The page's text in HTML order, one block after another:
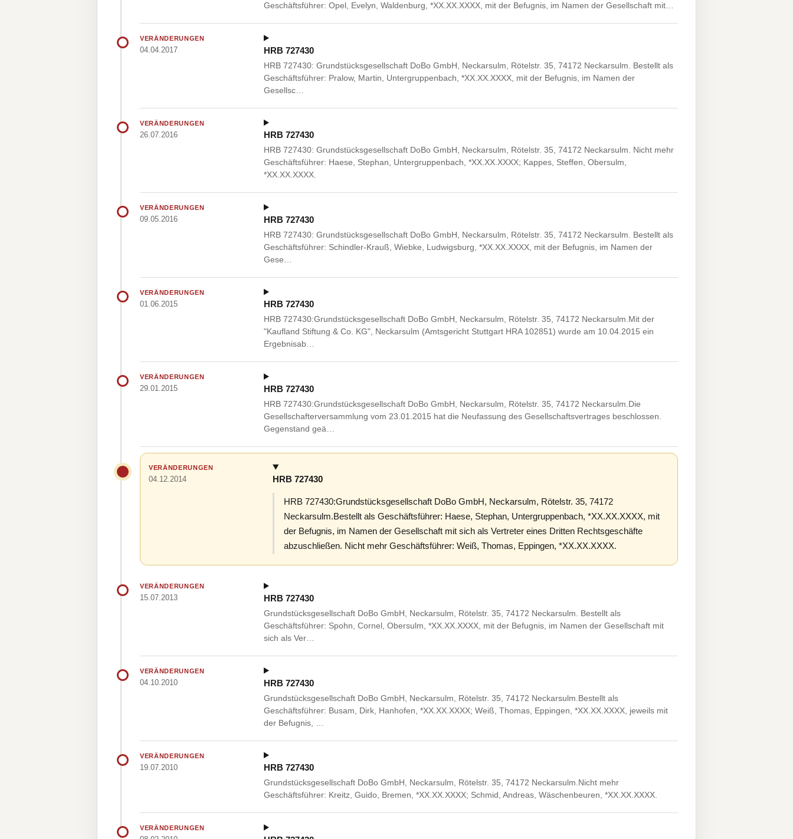
Geschäftsführer: Opel, Evelyn, Waldenburg, *XX.XX.XXXX, mit der Befugnis, im Namen der Gesellschaft mit…
VERÄNDERUNGEN
04.04.2017 HRB 727430
HRB 727430: Grundstücksgesellschaft DoBo GmbH, Neckarsulm, Rötelstr. 35, 74172 Neckarsulm. Bestellt als
Geschäftsführer: Pralow, Martin, Untergruppenbach, *XX.XX.XXXX, mit der Befugnis, im Namen der
Gesellsc…
VERÄNDERUNGEN
26.07.2016 HRB 727430
HRB 727430: Grundstücksgesellschaft DoBo GmbH, Neckarsulm, Rötelstr. 35, 74172 Neckarsulm. Nicht mehr
Geschäftsführer: Haese, Stephan, Untergruppenbach, *XX.XX.XXXX; Kappes, Steffen, Obersulm,
*XX.XX.XXXX.
VERÄNDERUNGEN
09.05.2016 HRB 727430
HRB 727430: Grundstücksgesellschaft DoBo GmbH, Neckarsulm, Rötelstr. 35, 74172 Neckarsulm. Bestellt als
Geschäftsführer: Schindler-Krauß, Wiebke, Ludwigsburg, *XX.XX.XXXX, mit der Befugnis, im Namen der
Gese…
VERÄNDERUNGEN
01.06.2015 HRB 727430
HRB 727430:Grundstücksgesellschaft DoBo GmbH, Neckarsulm, Rötelstr. 35, 74172 Neckarsulm.Mit der
"Kaufland Stiftung & Co. KG", Neckarsulm (Amtsgericht Stuttgart HRA 102851) wurde am 10.04.2015 ein
Ergebnisab…
VERÄNDERUNGEN
29.01.2015 HRB 727430
HRB 727430:Grundstücksgesellschaft DoBo GmbH, Neckarsulm, Rötelstr. 35, 74172 Neckarsulm.Die
Gesellschafterversammlung vom 23.01.2015 hat die Neufassung des Gesellschaftsvertrages beschlossen.
Gegenstand geä…
VERÄNDERUNGEN
04.12.2014 HRB 727430
HRB 727430:Grundstücksgesellschaft DoBo GmbH, Neckarsulm, Rötelstr. 35, 74172
Neckarsulm.Bestellt als Geschäftsführer: Haese, Stephan, Untergruppenbach, *XX.XX.XXXX, mit
der Befugnis, im Namen der Gesellschaft mit sich als Vertreter eines Dritten Rechtsgeschäfte
abzuschließen. Nicht mehr Geschäftsführer: Weiß, Thomas, Eppingen, *XX.XX.XXXX.
VERÄNDERUNGEN
15.07.2013 HRB 727430
Grundstücksgesellschaft DoBo GmbH, Neckarsulm, Rötelstr. 35, 74172 Neckarsulm. Bestellt als
Geschäftsführer: Spohn, Cornel, Obersulm, *XX.XX.XXXX, mit der Befugnis, im Namen der Gesellschaft mit
sich als Ver…
VERÄNDERUNGEN
04.10.2010 HRB 727430
Grundstücksgesellschaft DoBo GmbH, Neckarsulm, Rötelstr. 35, 74172 Neckarsulm.Bestellt als
Geschäftsführer: Busam, Dirk, Hanhofen, *XX.XX.XXXX; Weiß, Thomas, Eppingen, *XX.XX.XXXX, jeweils mit
der Befugnis, …
VERÄNDERUNGEN
19.07.2010 HRB 727430
Grundstücksgesellschaft DoBo GmbH, Neckarsulm, Rötelstr. 35, 74172 Neckarsulm.Nicht mehr
Geschäftsführer: Kreitz, Guido, Bremen, *XX.XX.XXXX; Schmid, Andreas, Wäschenbeuren, *XX.XX.XXXX.
VERÄNDERUNGEN